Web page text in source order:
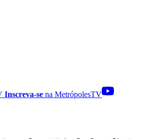
Inscreva-se na MetrópolesTV